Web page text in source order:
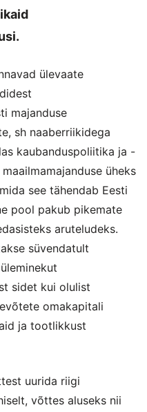
ülevaate
majanduse
sh naaberriikidega
kaubanduspoliitika ja -
üheks
see tähendab Eesti
pool pakub pikemate
aruteludeks.
süvendatult
sidet kui olulist
omakapitali
ja tootlikkust
uurida riigi
võttes aluseks nii